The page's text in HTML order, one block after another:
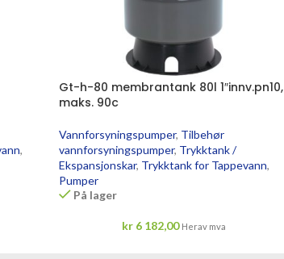
,
Gt-h-80 membrantank 80l 1″innv.pn10,
maks. 90c
Vannforsyningspumper, Tilbehør
vannforsyningspumper, Trykktank /
Ekspansjonskar, Trykktank for Tappevann,
Pumper
På lager
kr6 182,00 Herav mva